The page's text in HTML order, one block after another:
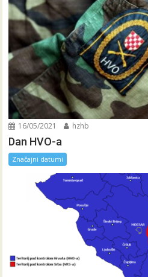
16/05/2021 hzhb
Dan HVO-a
Značajni datumi